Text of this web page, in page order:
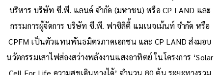
บริหาร บริษัท ซี.พี. แลนด์ จำกัด (มหาชน) หรือ CP LAND และ
กรรมการผู้จัดการ บริษัท ซี.พี. ฟาซิลิตี้ แมเนจเม้นท์ จำกัด หรือ
CPFM เป็นตัวแทนพันธมิตรภาคเอกชน และ CP LAND ส่งมอบ
นวัตกรรมเสาไฟส่องสว่างพลังงานแสงอาทิตย์ ในโครงการ ‘Solar
Cell For Life ความสุขเดินทางได้’ จำนวน 80 ต้น ระยะทางรวม